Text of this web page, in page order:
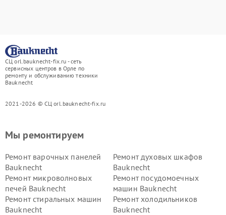
СЦ orl.bauknecht-fix.ru - сеть
сервисных центров в Орле по
ремонту и обслуживанию техники
Bauknecht
2021-2026 © СЦ orl.bauknecht-fix.ru
Мы ремонтируем
Ремонт варочных панелей
Bauknecht
Ремонт духовых шкафов
Bauknecht
Ремонт микроволновых
печей Bauknecht
Ремонт посудомоечных
машин Bauknecht
Ремонт стиральных машин
Bauknecht
Ремонт холодильников
Bauknecht